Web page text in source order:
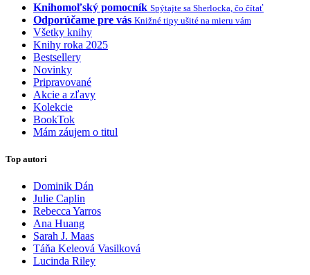
Knihomoľský pomocník Spýtajte sa Sherlocka, čo čítať
Odporúčame pre vás Knižné tipy ušité na mieru vám
Všetky knihy
Knihy roka 2025
Bestsellery
Novinky
Pripravované
Akcie a zľavy
Kolekcie
BookTok
Mám záujem o titul
Top autori
Dominik Dán
Julie Caplin
Rebecca Yarros
Ana Huang
Sarah J. Maas
Táňa Keleová Vasilková
Lucinda Riley